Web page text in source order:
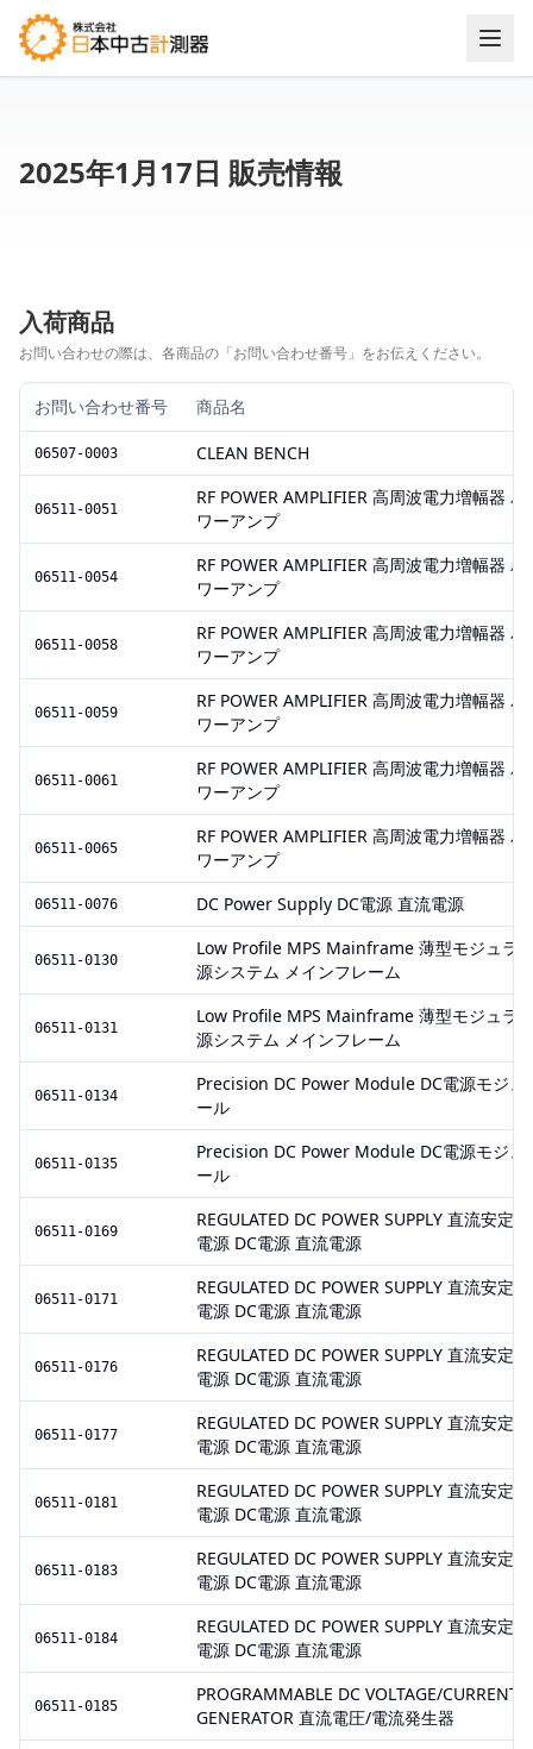
2025年1月17日 販売情報
入荷商品
お問い合わせの際は、各商品の「お問い合わせ番号」をお伝えください。
お問い合わせ番号 商品名
06507-0003 CLEAN BENCH
06511-0051
RF POWER AMPLIFIER 高周波電力増幅器 パ
ワーアンプ
06511-0054
RF POWER AMPLIFIER 高周波電力増幅器 パ
ワーアンプ
06511-0058
RF POWER AMPLIFIER 高周波電力増幅器 パ
ワーアンプ
06511-0059
RF POWER AMPLIFIER 高周波電力増幅器 パ
ワーアンプ
06511-0061
RF POWER AMPLIFIER 高周波電力増幅器 パ
ワーアンプ
06511-0065
RF POWER AMPLIFIER 高周波電力増幅器 パ
ワーアンプ
06511-0076 DC Power Supply DC電源 直流電源
06511-0130
Low Profile MPS Mainframe 薄型モジュラ
源システム メインフレーム
06511-0131
Low Profile MPS Mainframe 薄型モジュラ
源システム メインフレーム
06511-0134
Precision DC Power Module DC電源モジュ
ール
06511-0135
Precision DC Power Module DC電源モジュ
ール
06511-0169
REGULATED DC POWER SUPPLY 直流安定化
電源 DC電源 直流電源
06511-0171
REGULATED DC POWER SUPPLY 直流安定化
電源 DC電源 直流電源
06511-0176
REGULATED DC POWER SUPPLY 直流安定化
電源 DC電源 直流電源
06511-0177
REGULATED DC POWER SUPPLY 直流安定化
電源 DC電源 直流電源
06511-0181
REGULATED DC POWER SUPPLY 直流安定化
電源 DC電源 直流電源
06511-0183
REGULATED DC POWER SUPPLY 直流安定化
電源 DC電源 直流電源
06511-0184
REGULATED DC POWER SUPPLY 直流安定化
電源 DC電源 直流電源
06511-0185
PROGRAMMABLE DC VOLTAGE/CURRENT
GENERATOR 直流電圧/電流発生器